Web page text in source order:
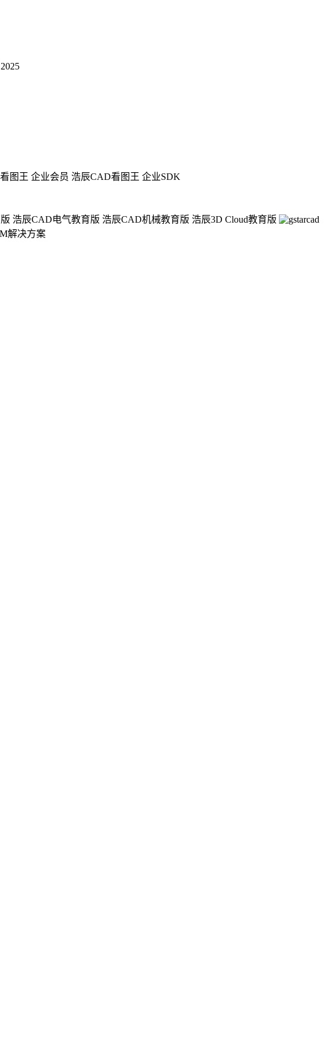
图王 企业会员 浩辰CAD看图王 企业SDK
浩辰CAD电气教育版 浩辰CAD机械教育版 浩辰3D Cloud教育版